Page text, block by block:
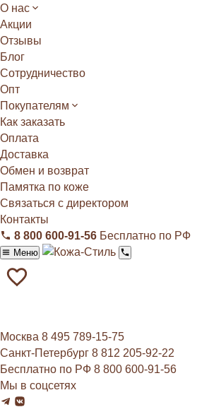
О нас
Акции
Отзывы
Блог
Сотрудничество
Опт
Покупателям
Как заказать
Оплата
Доставка
Обмен и возврат
Памятка по коже
Связаться с директором
Контакты
8 800 600‑91‑56 Бесплатно по РФ
Меню
Москва 8 495 789‑15‑75
Санкт-Петербург 8 812 205‑92‑22
Бесплатно по РФ 8 800 600‑91‑56
Мы в соцсетях